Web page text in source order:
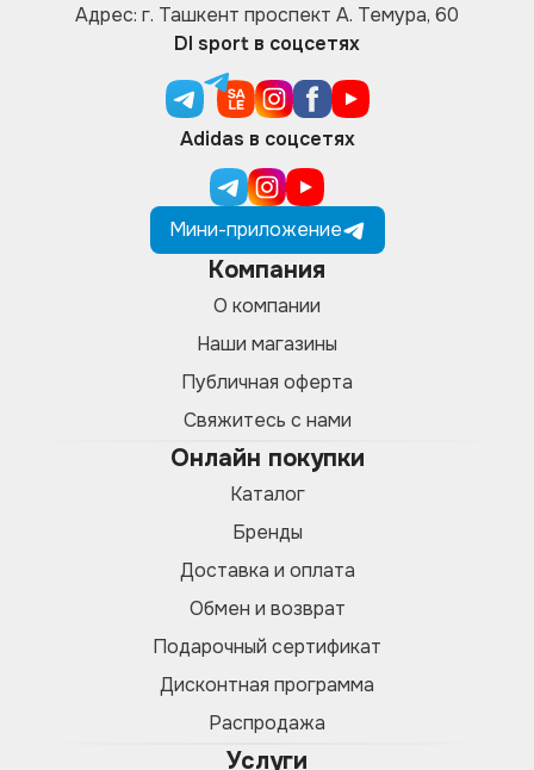
Адрес: г. Ташкент проспект А. Темура, 60
DI sport в соцсетях
Adidas в соцсетях
Мини-приложение
Компания
О компании
Наши магазины
Публичная оферта
Свяжитесь с нами
Онлайн покупки
Каталог
Бренды
Доставка и оплата
Обмен и возврат
Подарочный сертификат
Дисконтная программа
Распродажа
Услуги